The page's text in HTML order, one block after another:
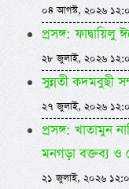
০৪ আগস্ট, ২০২৬
প্রসঙ্গ:
২৮ জুলাই, ২০২৬
সুন্নতী কদমবুছী
২৭ জুলাই, ২০২৬
প্রসঙ্গ: খাতামুন
মনগড়া বক্তব্য ও
২১ জুলাই, ২০২৬